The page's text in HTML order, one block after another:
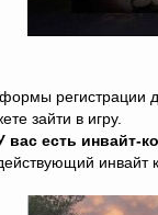
регистрации
зайти в игру.
вас есть инвайт-